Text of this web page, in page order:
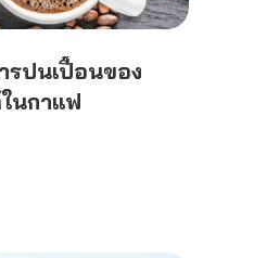
รปนเปื้อนของ
นกาแฟ